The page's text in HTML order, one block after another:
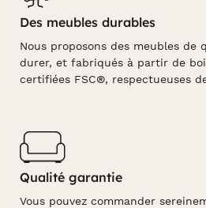
Des meubles durables
Nous proposons des meubles de
durer, et fabriqués à partir de
certifiées FSC®, respectueuses
Qualité garantie
Vous pouvez commander